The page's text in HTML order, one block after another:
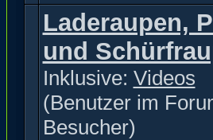
Laderaupen,
und
Inklusive: Videos
(Benutzer im
Besucher)